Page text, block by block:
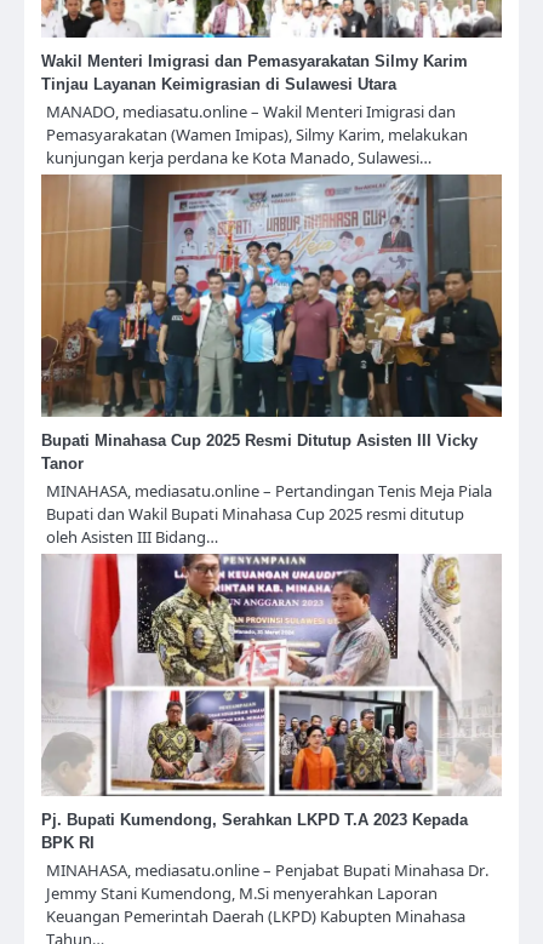
Wakil Menteri Imigrasi dan Pemasyarakatan Silmy Karim
Tinjau Layanan Keimigrasian di Sulawesi Utara
MANADO, mediasatu.online – Wakil Menteri Imigrasi dan
Pemasyarakatan (Wamen Imipas), Silmy Karim, melakukan
kunjungan kerja perdana ke Kota Manado, Sulawesi…
Bupati Minahasa Cup 2025 Resmi Ditutup Asisten III Vicky
Tanor
MINAHASA, mediasatu.online – Pertandingan Tenis Meja Piala
Bupati dan Wakil Bupati Minahasa Cup 2025 resmi ditutup
oleh Asisten III Bidang…
Pj. Bupati Kumendong, Serahkan LKPD T.A 2023 Kepada
BPK RI
MINAHASA, mediasatu.online – Penjabat Bupati Minahasa Dr.
Jemmy Stani Kumendong, M.Si menyerahkan Laporan
Keuangan Pemerintah Daerah (LKPD) Kabupten Minahasa
Tahun…